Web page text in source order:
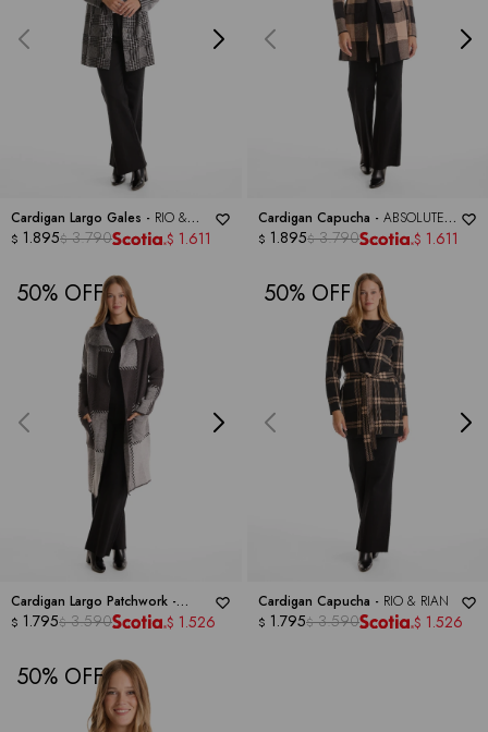
Cardigan Largo Gales - RIO &
RIAN
$ 1.895$ 3.790 $ 1.611
Cardigan Capucha - ABSOLUTELY
FAMOUS
$ 1.895$ 3.790 $ 1.611
50
Cardigan Largo Patchwork -
JOSEPH A
$ 1.795$ 3.590 $ 1.526
50
Cardigan Capucha - RIO & RIAN
$ 1.795$ 3.590 $ 1.526
50